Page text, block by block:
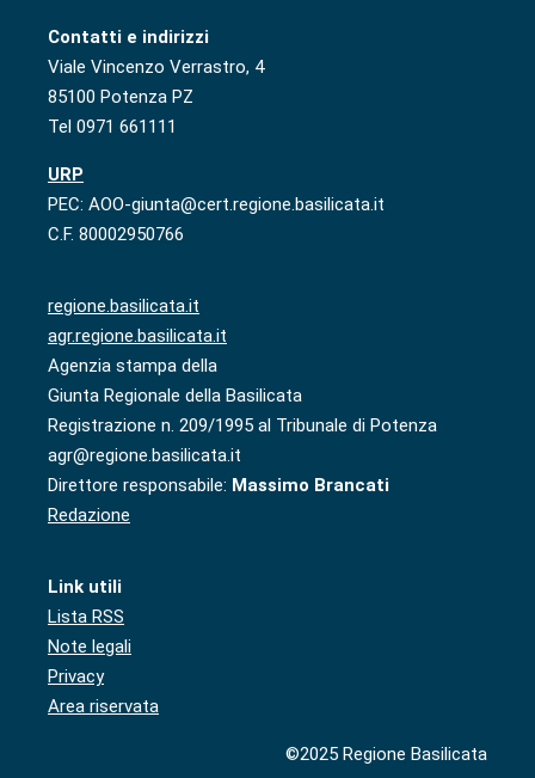
Contatti e indirizzi
Viale Vincenzo Verrastro, 4
85100 Potenza PZ
Tel 0971 661111
URP
PEC: AOO-giunta@cert.regione.basilicata.it
C.F. 80002950766
regione.basilicata.it
agr.regione.basilicata.it
Agenzia stampa della
Giunta Regionale della Basilicata
Registrazione n. 209/1995 al Tribunale di Potenza
agr@regione.basilicata.it
Direttore responsabile: Massimo Brancati
Redazione
Link utili
Lista RSS
Note legali
Privacy
Area riservata
©2025 Regione Basilicata